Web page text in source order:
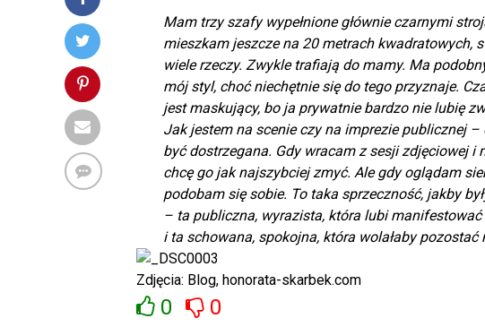
Mam trzy szafy wypełnione głównie czarnymi
mieszkam jeszcze na 20 metrach kwadratowych,
wiele rzeczy. Zwykle trafiają do mamy. Ma
mój styl, choć niechętnie się do tego przyznaje.
jest maskujący, bo ja prywatnie bardzo nie lubię
Jak jestem na scenie czy na imprezie publicznej –
być dostrzegana. Gdy wracam z sesji zdjęciowej i
chcę go jak najszybciej zmyć. Ale gdy oglądam
podobam się sobie. To taka sprzeczność, jakby
– ta publiczna, wyrazista, która lubi
i ta schowana, spokojna, która wolałaby pozostać
Zdjęcia: Blog, honorata-skarbek.com
0 0